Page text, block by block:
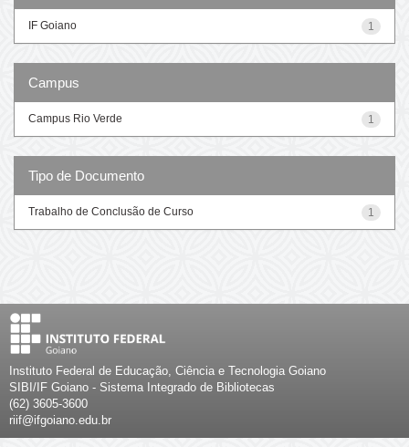
1
IF Goiano
Campus
1
Campus Rio Verde
Tipo de Documento
1
Trabalho de Conclusão de Curso
Instituto Federal de Educação, Ciência e Tecnologia Goiano
SIBI/IF Goiano - Sistema Integrado de Bibliotecas
(62) 3605-3600
riif@ifgoiano.edu.br